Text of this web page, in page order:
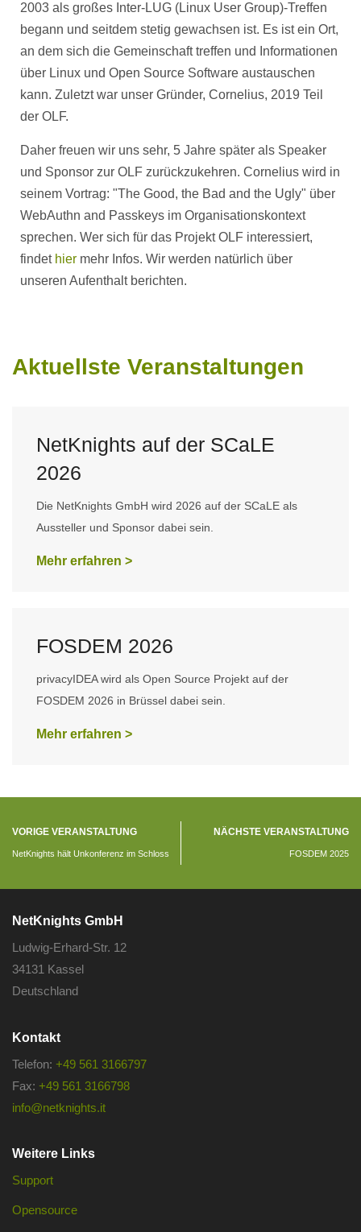
2003 als großes Inter-LUG (Linux User Group)-Treffen
begann und seitdem stetig gewachsen ist. Es ist ein Ort,
an dem sich die Gemeinschaft treffen und Informationen
über Linux und Open Source Software austauschen
kann. Zuletzt war unser Gründer, Cornelius, 2019 Teil
der OLF.
Daher freuen wir uns sehr, 5 Jahre später als Speaker
und Sponsor zur OLF zurückzukehren. Cornelius wird in
seinem Vortrag: "The Good, the Bad and the Ugly" über
WebAuthn and Passkeys im Organisationskontext
sprechen. Wer sich für das Projekt OLF interessiert,
findet hier mehr Infos. Wir werden natürlich über
unseren Aufenthalt berichten.
Aktuellste Veranstaltungen
NetKnights auf der SCaLE
2026
Die NetKnights GmbH wird 2026 auf der SCaLE als
Aussteller und Sponsor dabei sein.
Mehr erfahren >
FOSDEM 2026
privacyIDEA wird als Open Source Projekt auf der
FOSDEM 2026 in Brüssel dabei sein.
Mehr erfahren >
VORIGE VERANSTALTUNG
NetKnights hält Unkonferenz im Schloss
NÄCHSTE VERANSTALTUNG
FOSDEM 2025
NetKnights GmbH
Ludwig-Erhard-Str. 12
34131 Kassel
Deutschland
Kontakt
Telefon: +49 561 3166797
Fax: +49 561 3166798
info@netknights.it
Weitere Links
Support
Opensource